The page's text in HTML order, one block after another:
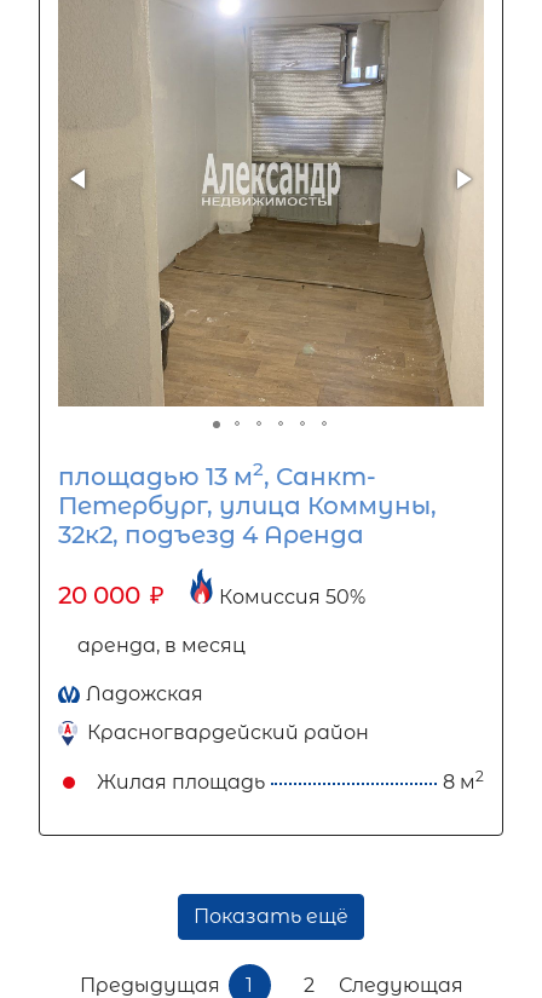
площадью 13 м2, Санкт-
Петербург, улица Коммуны,
32к2, подъезд 4 Аренда
20 000 ₽ Комиссия 50%
аренда, в месяц
Ладожская
Красногвардейский район
Жилая площадь 8 м2
Показать ещё
Предыдущая 1 2 Следующая